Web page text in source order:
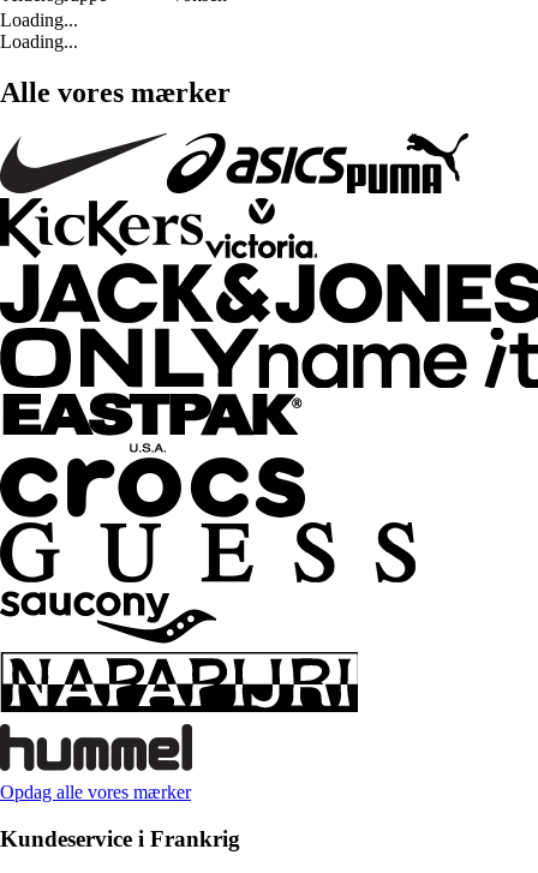
Loading...
Loading...
Alle vores mærker
Opdag alle vores mærker
Kundeservice i Frankrig